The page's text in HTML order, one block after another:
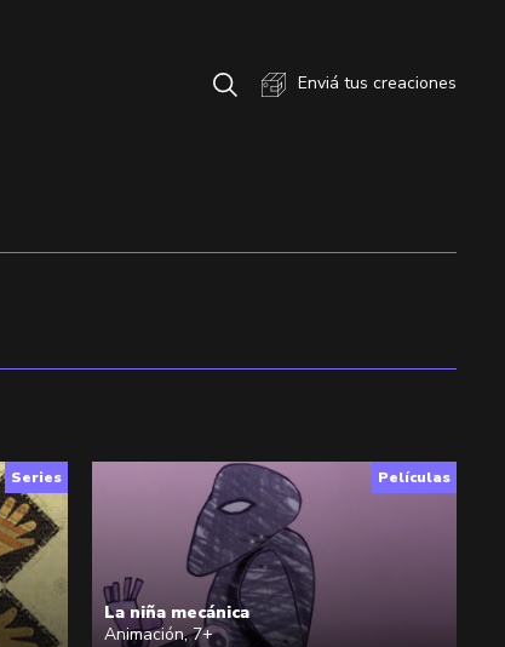
Enviá tus creaciones
Series Películas
La niña mecánica
Animación,7+